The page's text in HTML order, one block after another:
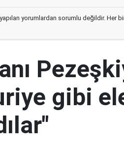
yorumlardan sorumlu değildir. Her
gibi